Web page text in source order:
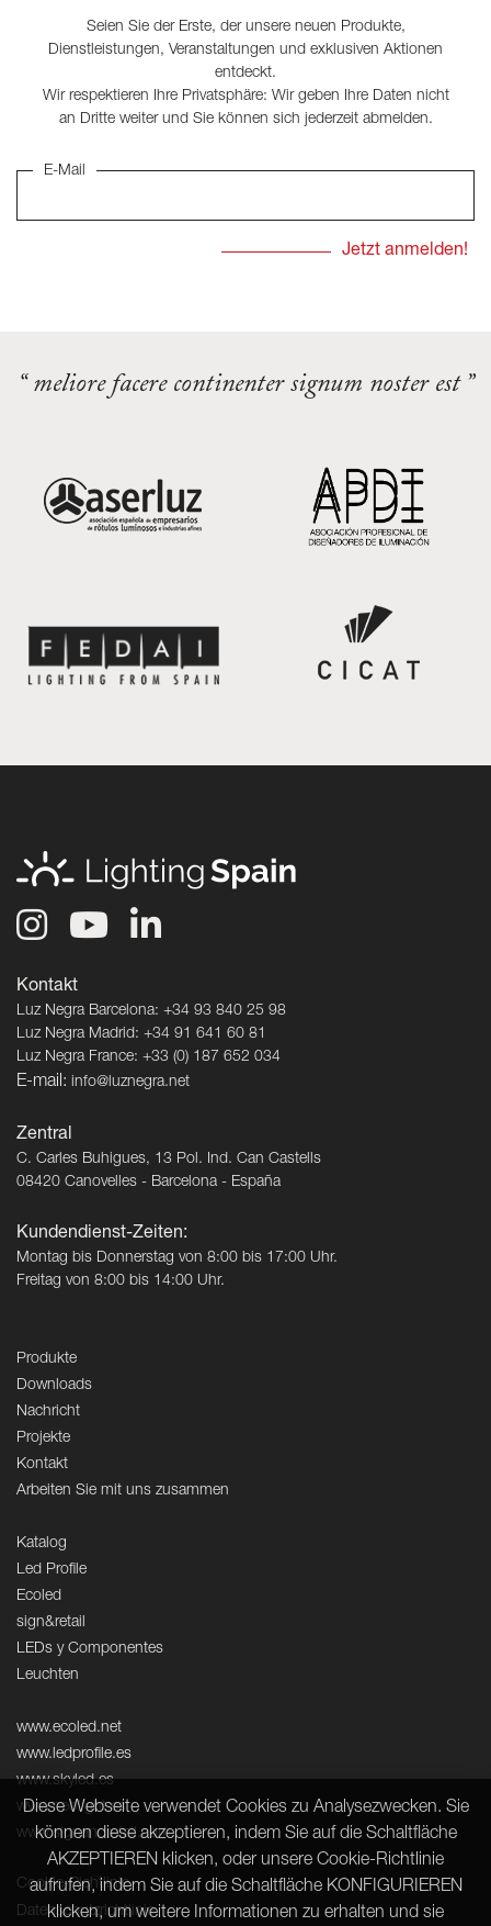
Seien Sie der Erste, der unsere neuen Produkte,
Dienstleistungen, Veranstaltungen und exklusiven Aktionen
entdeckt.
Wir respektieren Ihre Privatsphäre: Wir geben Ihre Daten nicht
an Dritte weiter und Sie können sich jederzeit abmelden.
E-Mail
“ meliore facere continenter signum noster est ”
Kontakt
Luz Negra Barcelona: +34 93 840 25 98
Luz Negra Madrid: +34 91 641 60 81
Luz Negra France: +33 (0) 187 652 034
E-mail: info@luznegra.net
Zentral
C. Carles Buhigues, 13 Pol. Ind. Can Castells
08420 Canovelles - Barcelona - España
Kundendienst-Zeiten:
Montag bis Donnerstag von 8:00 bis 17:00 Uhr.
Freitag von 8:00 bis 14:00 Uhr.
Produkte
Downloads
Nachricht
Projekte
Kontakt
Arbeiten Sie mit uns zusammen
Katalog
Led Profile
Ecoled
sign&retail
LEDs y Componentes
Leuchten
www.ecoled.net
www.ledprofile.es
www.skyled.es
www.neolight.es
www.signandretail.com
Cookie-Richtlinie
Datenschutzrichtlinie
Diese Webseite verwendet Cookies zu Analysezwecken. Sie
können diese akzeptieren, indem Sie auf die Schaltfläche
AKZEPTIEREN klicken, oder unsere Cookie-Richtlinie
aufrufen, indem Sie auf die Schaltfläche KONFIGURIEREN
klicken, um weitere Informationen zu erhalten und sie